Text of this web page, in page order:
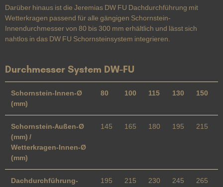
Darüber hinaus ist die Jeremias DW FU Dachdurchführung mit
Wetterkragen passend für alle gängigen Schornstein-
Innendurchmesser von 80 bis 300 mm erhältlich und lässt sich
nahtlos in das DW FU Schornsteinsystem integrieren.
Durchmesser System DW-FU
Schornstein-Innen-Ø
(mm)
80 100 115 130 150
Schornstein-Außen-Ø
(mm) /
Wetterkragen-Innen-Ø
(mm)
145 165 180 195 215
Dachdurchführung-
195 215 230 245 265